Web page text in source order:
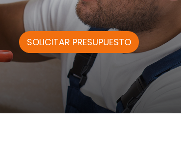
SOLICITAR PRESUPUESTO